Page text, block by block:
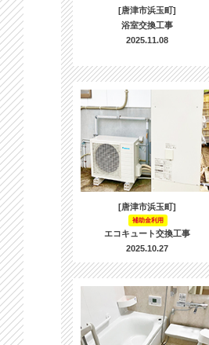
[唐津市浜玉町]
浴室交換工事
2025.11.08
[唐津市浜玉町]
補助金利用
エコキュート交換工事
2025.10.27